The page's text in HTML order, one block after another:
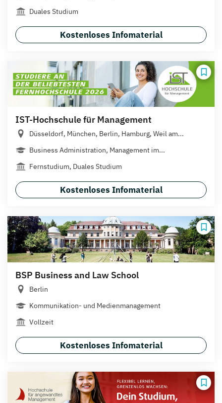
Duales Studium
Kostenloses Infomaterial
IST-Hochschule für Management
Düsseldorf, München, Berlin, Hamburg, Weil am...
Business Administration, Management im...
Fernstudium, Duales Studium
Kostenloses Infomaterial
BSP Business and Law School
Berlin
Kommunikation- und Medienmanagement
Vollzeit
Kostenloses Infomaterial